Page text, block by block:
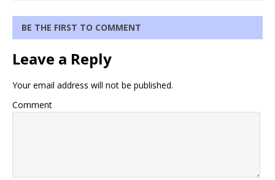
BE THE FIRST TO COMMENT
Leave a Reply
Your email address will not be published.
Comment